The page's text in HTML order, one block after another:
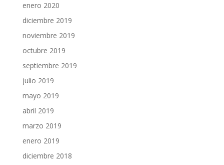
enero 2020
diciembre 2019
noviembre 2019
octubre 2019
septiembre 2019
julio 2019
mayo 2019
abril 2019
marzo 2019
enero 2019
diciembre 2018